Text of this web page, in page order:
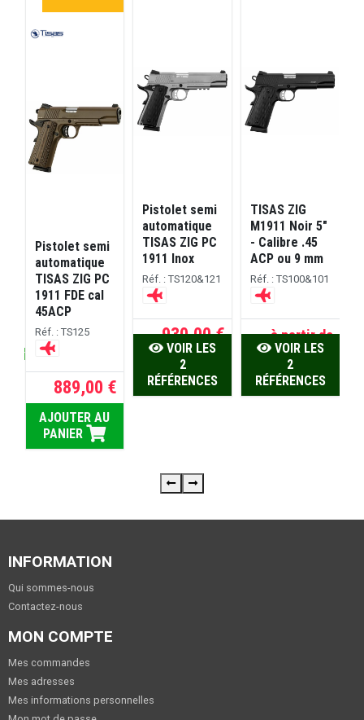
ouvrés
Pistolet semi
automatique
TISAS ZIG PC
1911 FDE cal
45ACP
Réf. : TS125
889,00 €
AJOUTER AU
PANIER
Pistolet semi
automatique
TISAS ZIG PC
1911 Inox
Réf. : TS120&121
930,00 €
VOIR LES
2
RÉFÉRENCES
TISAS ZIG
M1911 Noir 5"
- Calibre .45
ACP ou 9 mm
Réf. : TS100&101
à partir de
825,00 €
VOIR LES
2
RÉFÉRENCES
INFORMATION
Qui sommes-nous
Contactez-nous
MON COMPTE
Mes commandes
Mes adresses
Mes informations personnelles